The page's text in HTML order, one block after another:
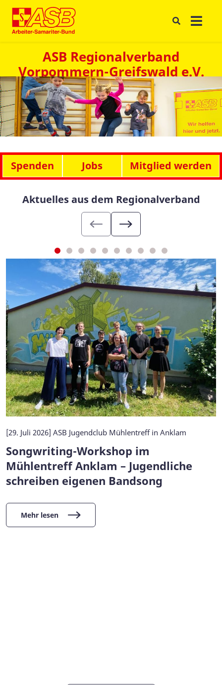
ASB Regionalverband
Vorpommern-Greifswald e.V.
Spenden Jobs Mitglied werden
Aktuelles aus dem Regionalverband
[29. Juli 2026] ASB Jugendclub Mühlentreff in Anklam
Songwriting-Workshop im
Mühlentreff Anklam – Jugendliche
schreiben eigenen Bandsong
Mehr lesen